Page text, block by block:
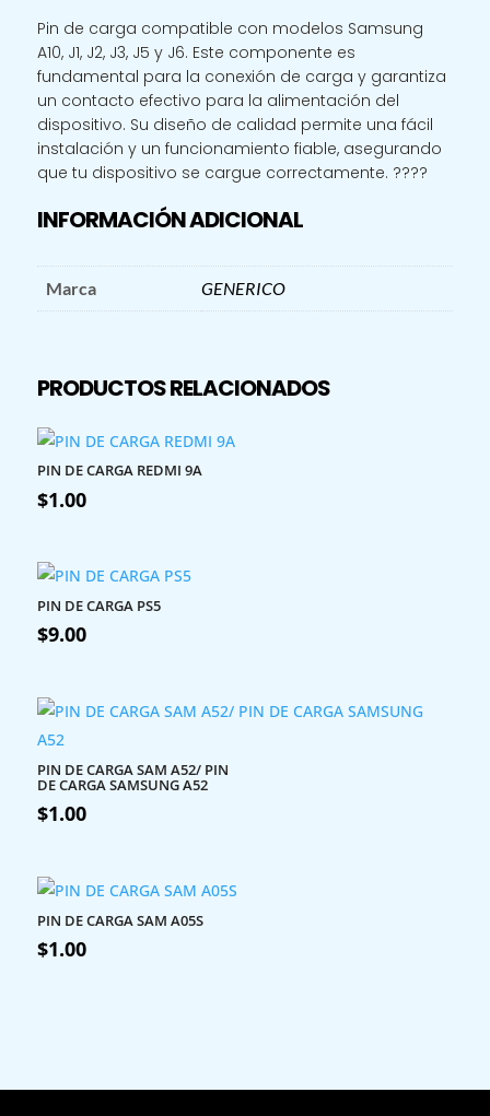
SAMSUNG
A10
J1
J2
J3
J5
J6
cantidad
Pin de carga compatible con modelos Samsung
A10, J1, J2, J3, J5 y J6. Este componente es
fundamental para la conexión de carga y garantiza
un contacto efectivo para la alimentación del
dispositivo. Su diseño de calidad permite una fácil
instalación y un funcionamiento fiable, asegurando
que tu dispositivo se cargue correctamente. ????
INFORMACIÓN ADICIONAL
Marca GENERICO
PRODUCTOS RELACIONADOS
PIN DE CARGA REDMI 9A
$1.00
PIN DE CARGA PS5
$9.00
PIN DE CARGA SAM A52/ PIN
DE CARGA SAMSUNG A52
$1.00
PIN DE CARGA SAM A05S
$1.00